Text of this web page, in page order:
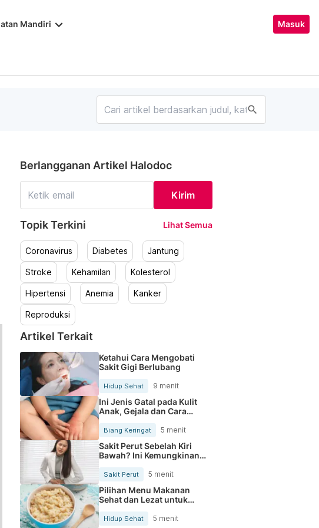
Mandiri keyboard_arrow_down Masuk
search
Berlangganan Artikel Halodoc
Kirim
Topik Terkini Lihat Semua
Coronavirus Diabetes Jantung
Stroke Kehamilan Kolesterol
Hipertensi Anemia Kanker
Reproduksi
Artikel Terkait
Ketahui Cara Mengobati
Sakit Gigi Berlubang
Hidup Sehat 9 menit
Ini Jenis Gatal pada Kulit
Anak, Gejala dan Cara
Mengobatinya
Biang Keringat 5 menit
Sakit Perut Sebelah Kiri
Bawah? Ini Kemungkinan
Sakit Perut 5 menit
Pilihan Menu Makanan
Sehat dan Lezat untuk
Mengurangi Kolesterol
Hidup Sehat 5 menit